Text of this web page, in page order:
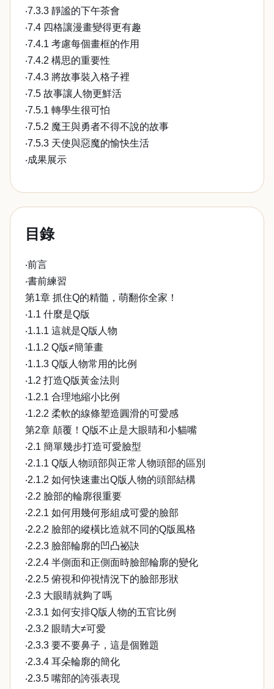
‧7.3.3 靜謐的下午茶會
‧7.4 四格讓漫畫變得更有趣
‧7.4.1 考慮每個畫框的作用
‧7.4.2 構思的重要性
‧7.4.3 將故事裝入格子裡
‧7.5 故事讓人物更鮮活
‧7.5.1 轉學生很可怕
‧7.5.2 魔王與勇者不得不說的故事
‧7.5.3 天使與惡魔的愉快生活
‧成果展示
目錄
‧前言
‧書前練習
第1章 抓住Q的精髓，萌翻你全家！
‧1.1 什麼是Q版
‧1.1.1 這就是Q版人物
‧1.1.2 Q版≠簡筆畫
‧1.1.3 Q版人物常用的比例
‧1.2 打造Q版黃金法則
‧1.2.1 合理地縮小比例
‧1.2.2 柔軟的線條塑造圓滑的可愛感
第2章 顛覆！Q版不止是大眼睛和小貓嘴
‧2.1 簡單幾步打造可愛臉型
‧2.1.1 Q版人物頭部與正常人物頭部的區別
‧2.1.2 如何快速畫出Q版人物的頭部結構
‧2.2 臉部的輪廓很重要
‧2.2.1 如何用幾何形組成可愛的臉部
‧2.2.2 臉部的縱橫比造就不同的Q版風格
‧2.2.3 臉部輪廓的凹凸祕訣
‧2.2.4 半側面和正側面時臉部輪廓的變化
‧2.2.5 俯視和仰視情況下的臉部形狀
‧2.3 大眼睛就夠了嗎
‧2.3.1 如何安排Q版人物的五官比例
‧2.3.2 眼睛大≠可愛
‧2.3.3 要不要鼻子，這是個難題
‧2.3.4 耳朵輪廓的簡化
‧2.3.5 嘴部的誇張表現